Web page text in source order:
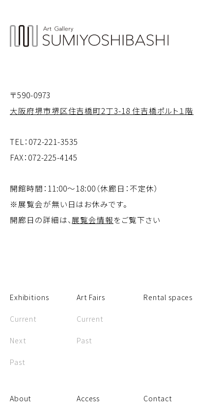
〒590-0973
大阪府堺市堺区住吉橋町2丁3-18 住吉橋ポルト１階
TEL： 072-221-3535
FAX：072-225-4145
開館時間：11:00～18:00（休廊日：不定休）
※展覧会が無い日はお休みです。
開廊日の詳細は、 展覧会情報をご覧下さい
Exhibitions
Current
Next
Past
Art Fairs
Current
Past
Rental spaces
About Access Contact